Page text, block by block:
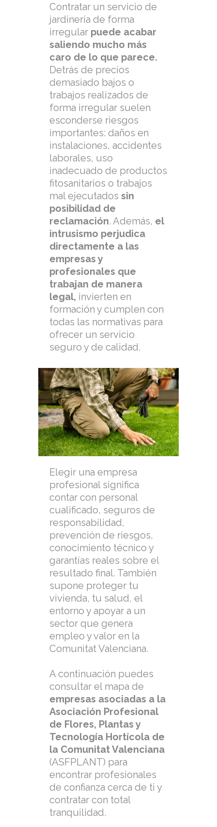
Contratar un servicio de
jardinería de forma
irregular puede acabar
saliendo mucho más
caro de lo que parece.
Detrás de precios
demasiado bajos o
trabajos realizados de
forma irregular suelen
esconderse riesgos
importantes: daños en
instalaciones, accidentes
laborales, uso
inadecuado de productos
fitosanitarios o trabajos
mal ejecutadossin
posibilidad de
reclamación. Además, el
intrusismo perjudica
directamente a las
empresas y
profesionales que
trabajan de manera
legal, invierten en
formación y cumplen con
todas las normativas para
ofrecer un servicio
seguro y de calidad.
Elegir una empresa
profesional significa
contar con personal
cualificado, seguros de
responsabilidad,
prevención de riesgos,
conocimiento técnico y
garantías reales sobre el
resultado final. También
supone proteger tu
vivienda, tu salud, el
entorno y apoyar a un
sector que genera
empleo y valor en la
Comunitat Valenciana.
A continuación puedes
consultar el mapa de
empresas asociadas a la
Asociación Profesional
de Flores, Plantas y
Tecnología Hortícola de
la Comunitat Valenciana
(ASFPLANT) para
encontrar profesionales
de confianza cerca de ti y
contratar con total
tranquilidad.